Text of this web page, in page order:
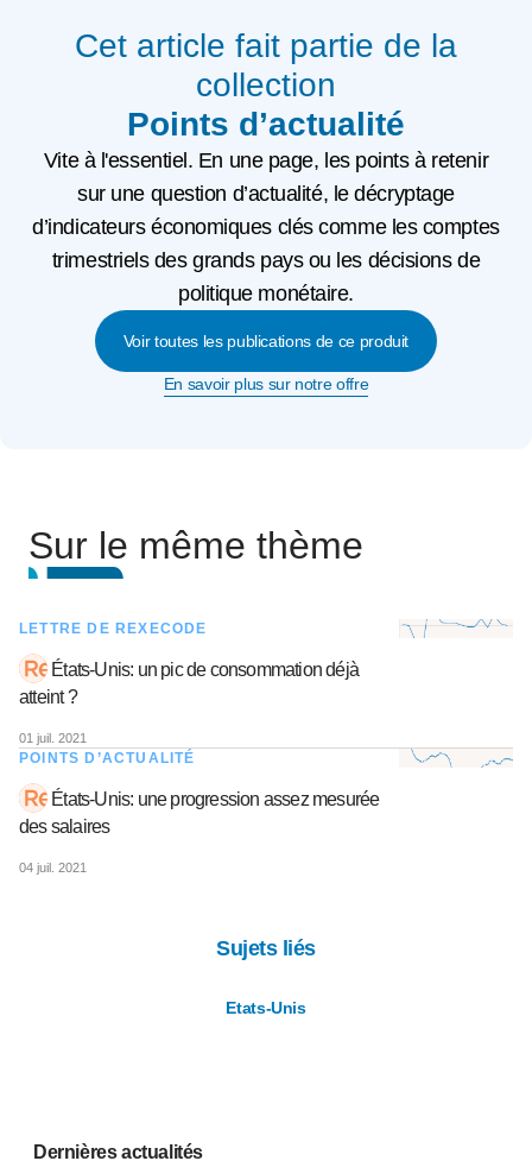
Cet article fait partie de la
collection
Points d’actualité
Vite à l'essentiel. En une page, les points à retenir
sur une question d’actualité, le décryptage
d’indicateurs économiques clés comme les comptes
trimestriels des grands pays ou les décisions de
politique monétaire.
Voir toutes les publications de ce produit
En savoir plus sur notre offre
Sur le même thème
LETTRE DE REXECODE
États-Unis: un pic de consommation déjà
atteint ?
01 juil. 2021
POINTS D’ACTUALITÉ
États-Unis: une progression assez mesurée
des salaires
04 juil. 2021
Sujets liés
Etats-Unis
Dernières actualités